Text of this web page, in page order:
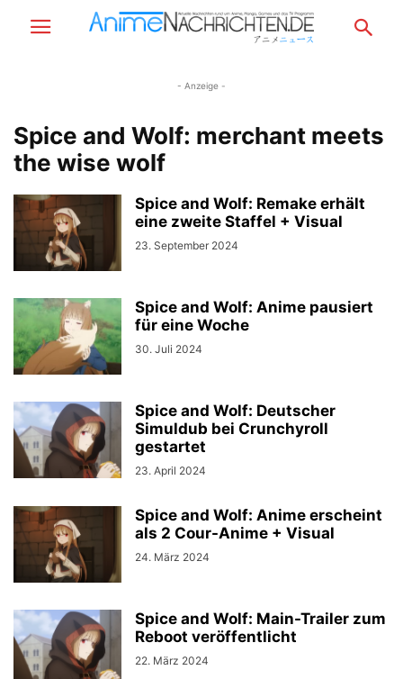
- Anzeige -
Spice and Wolf: merchant meets
the wise wolf
Spice and Wolf: Remake erhält
eine zweite Staffel + Visual
23. September 2024
Spice and Wolf: Anime pausiert
für eine Woche
30. Juli 2024
Spice and Wolf: Deutscher
Simuldub bei Crunchyroll
gestartet
23. April 2024
Spice and Wolf: Anime erscheint
als 2 Cour-Anime + Visual
24. März 2024
Spice and Wolf: Main-Trailer zum
Reboot veröffentlicht
22. März 2024